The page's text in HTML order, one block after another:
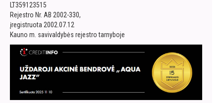
LT359123515
Rejestro Nr. AB 2002-330,
įregistruota 2002.07.12
Kauno m. savivaldybės rejestro tarnyboje